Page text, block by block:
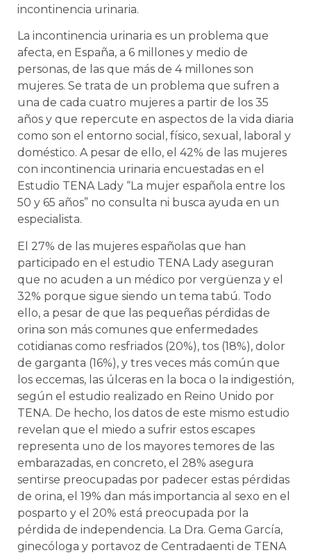
incontinencia urinaria.
La incontinencia urinaria es un problema que
afecta, en España, a 6 millones y medio de
personas, de las que más de 4 millones son
mujeres. Se trata de un problema que sufren a
una de cada cuatro mujeres a partir de los 35
años y que repercute en aspectos de la vida diaria
como son el entorno social, físico, sexual, laboral y
doméstico. A pesar de ello, el 42% de las mujeres
con incontinencia urinaria encuestadas en el
Estudio TENA Lady “La mujer española entre los
50 y 65 años” no consulta ni busca ayuda en un
especialista.
El 27% de las mujeres españolas que han
participado en el estudio TENA Lady aseguran
que no acuden a un médico por vergüenza y el
32% porque sigue siendo un tema tabú. Todo
ello, a pesar de que las pequeñas pérdidas de
orina son más comunes que enfermedades
cotidianas como resfriados (20%), tos (18%), dolor
de garganta (16%), y tres veces más común que
los eccemas, las úlceras en la boca o la indigestión,
según el estudio realizado en Reino Unido por
TENA. De hecho, los datos de este mismo estudio
revelan que el miedo a sufrir estos escapes
representa uno de los mayores temores de las
embarazadas, en concreto, el 28% asegura
sentirse preocupadas por padecer estas pérdidas
de orina, el 19% dan más importancia al sexo en el
posparto y el 20% está preocupada por la
pérdida de independencia. La Dra. Gema García,
ginecóloga y portavoz de Centradaenti de TENA